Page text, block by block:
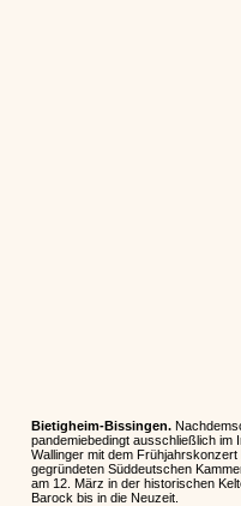
Bietigheim-Bissingen.
pandemiebedingt ausschließlich im
Wallinger mit dem
gegründeten Süddeutschen
am 12. März in der historischen
Barock bis in die Neuzeit.